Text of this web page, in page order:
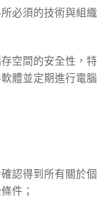
必須的技術與組織
空間的安全性，特
體並定期進行電腦
認得到所有關於個
件；